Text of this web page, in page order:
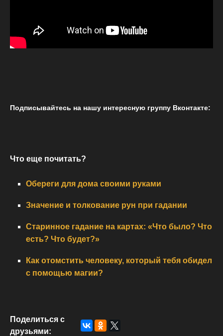
Подписывайтесь на нашу интересную группу Вконтакте:
Что еще почитать?
Обереги для дома своими руками
Значение и толкование рун при гадании
Старинное гадание на картах: «Что было? Что
есть? Что будет?»
Как отомстить человеку, который тебя обидел
с помощью магии?
Поделиться с
друзьями: